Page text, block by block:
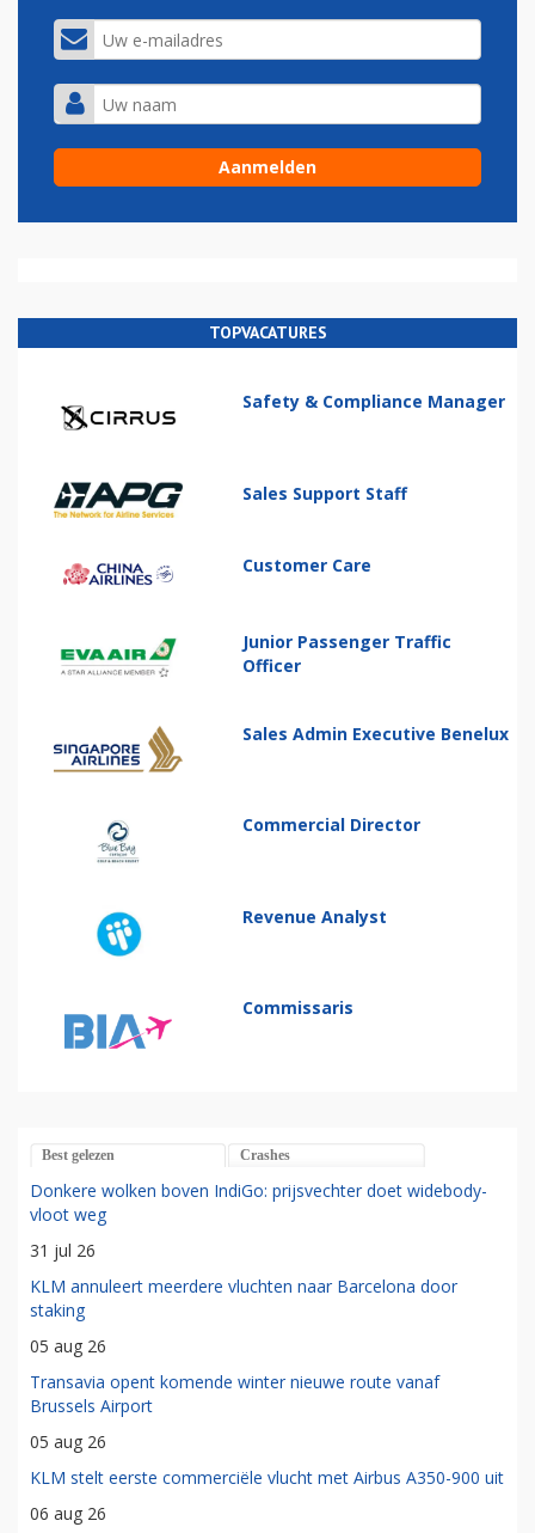
TOPVACATURES
Safety & Compliance Manager
Sales Support Staff
Customer Care
Junior Passenger Traffic
Officer
Sales Admin Executive Benelux
Commercial Director
Revenue Analyst
Commissaris
Best gelezen Crashes
Donkere wolken boven IndiGo: prijsvechter doet widebody-
vloot weg
31 jul 26
KLM annuleert meerdere vluchten naar Barcelona door
staking
05 aug 26
Transavia opent komende winter nieuwe route vanaf
Brussels Airport
05 aug 26
KLM stelt eerste commerciële vlucht met Airbus A350-900 uit
06 aug 26